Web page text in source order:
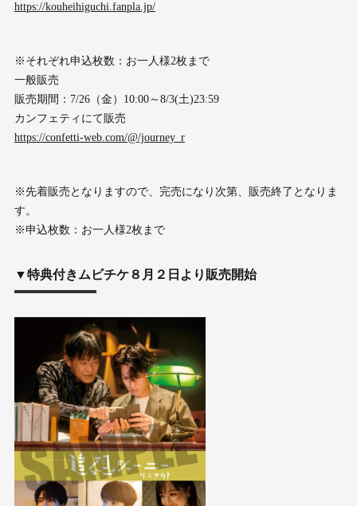
https://kouheihiguchi.fanpla.jp/
※それぞれ申込枚数：お一人様2枚まで
一般販売
販売期間：7/26（金）10:00～8/3(土)23:59
カンフェティにて販売
https://confetti-web.com/@/journey_r
※先着販売となりますので、完売になり次第、販売終了となりま
す。
※申込枚数：お一人様2枚まで
▼特典付きムビチケ８月２日より販売開始